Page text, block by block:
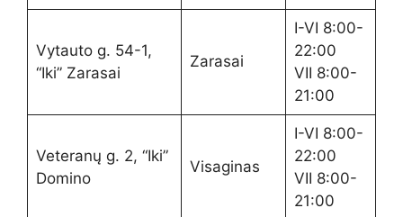
Vytauto g. 54-1,
“Iki” Zarasai
Zarasai
I-VI 8:00-
22:00
VII 8:00-
21:00
Veteranų g. 2, “Iki”
Domino
Visaginas
I-VI 8:00-
22:00
VII 8:00-
21:00